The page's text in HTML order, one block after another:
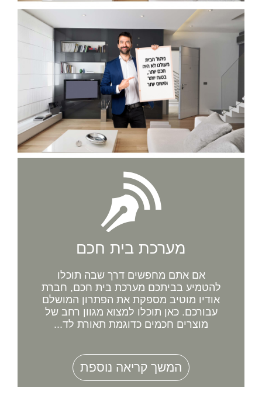
מערכת בית חכם
אם אתם מחפשים דרך שבה תוכלו
להטמיע בביתכם מערכת בית חכם, חברת
אודיו מוטיב מספקת את הפתרון המושלם
עבורכם. כאן תוכלו למצוא מגוון רחב של
מוצרים חכמים כדוגמת תאורת לד...
המשך קריאה נוספת